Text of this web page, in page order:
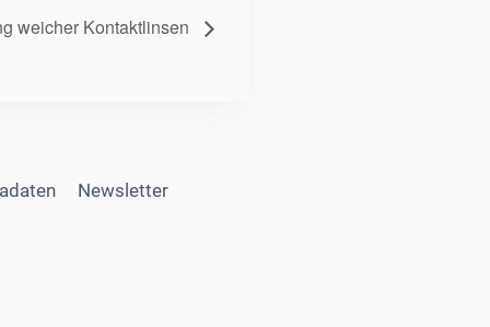
weicher Kontaktlinsen
Newsletter